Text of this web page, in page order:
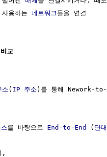
용하는 네트워크 들을 연결
비교
소 ( IP 주소 )를 통해 Nework-
를 바탕으로 End-to-End ( 단